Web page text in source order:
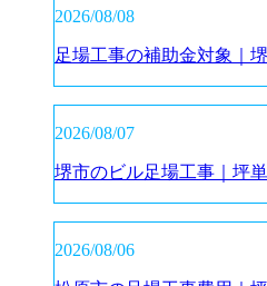
2026/08/08
足場工事の補助金対象｜
2026/08/07
堺市のビル足場工事｜坪
2026/08/06